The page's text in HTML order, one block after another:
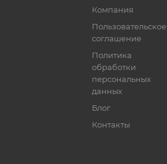
Компания
Пользовательское
соглашение
Политика
обработки
персональных
данных
Блог
Контакты